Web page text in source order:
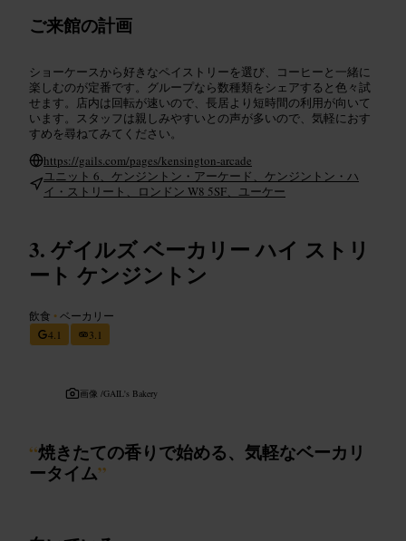
ご来館の計画
ショーケースから好きなペイストリーを選び、コーヒーと一緒に
楽しむのが定番です。グループなら数種類をシェアすると色々試
せます。店内は回転が速いので、長居より短時間の利用が向いて
います。スタッフは親しみやすいとの声が多いので、気軽におす
すめを尋ねてみてください。
https://gails.com/pages/kensington-arcade
ユニット 6、ケンジントン・アーケード、ケンジントン・ハ
イ・ストリート、ロンドン W8 5SF、ユーケー
ゲイルズ ベーカリー ハイ ストリ
ート ケンジントン
飲食 •ベーカリー
4.1
3.1
画像 /GAIL's Bakery
“焼きたての香りで始める、気軽なベーカリ
ータイム”